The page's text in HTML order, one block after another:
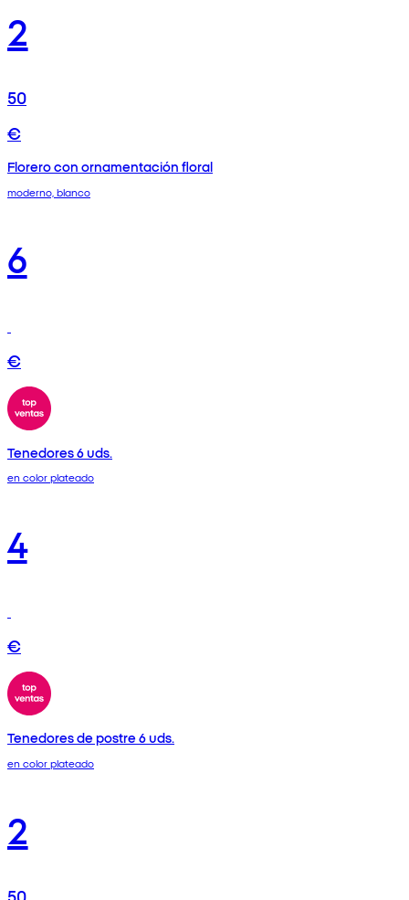
2
50
€
Florero con ornamentación floral
moderno, blanco
6
€
Tenedores 6 uds.
en color plateado
4
€
Tenedores de postre 6 uds.
en color plateado
2
50